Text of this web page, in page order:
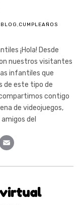
BLOG,CUMPLEAÑOS
¡Hola! Desde
nuestros visitantes
infantiles que
de este tipo de
contigo
de videojuegos,
del